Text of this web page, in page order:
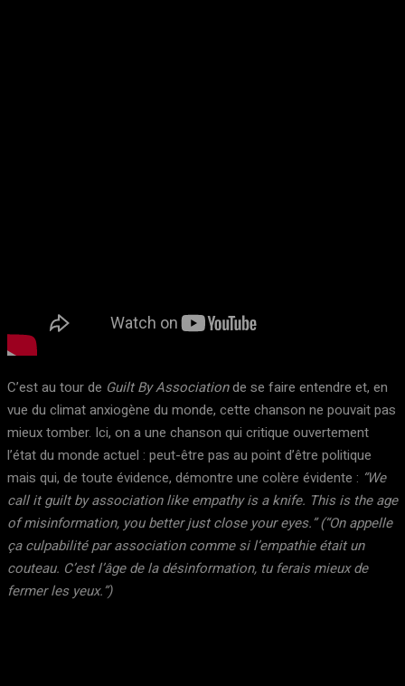
C’est au tour de Guilt By Associationde se faire entendre et, en
vue du climat anxiogène du monde, cette chanson ne pouvait pas
mieux tomber. Ici, on a une chanson qui critique ouvertement
l’état du monde actuel : peut-être pas au point d’être politique
mais qui, de toute évidence, démontre une colère évidente : “We
call it guilt by association like empathy is a knife. This is the age
of misinformation, you better just close your eyes.” (“On appelle
ça culpabilité par association comme si l’empathie était un
couteau. C’est l’âge de la désinformation, tu ferais mieux de
fermer les yeux.”)